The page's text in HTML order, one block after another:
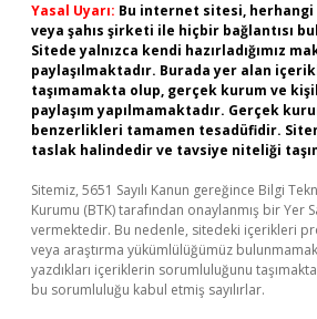
Yasal Uyarı: Bu internet sitesi,
veya şahıs şirketi ile hiçbir bağlantısı
Sitede yalnızca kendi hazırladığımız
paylaşılmaktadır. Burada yer alan
taşımamakta olup, gerçek kurum ve
paylaşım yapılmamaktadır. Gerçek
benzerlikleri tamamen tesadüfidir.
taslak halindedir ve tavsiye niteliği
Sitemiz, 5651 Sayılı Kanun gereğince Bilgi
Kurumu (BTK) tarafından onaylanmış bir Yer
vermektedir. Bu nedenle, sitedeki içerikleri
veya araştırma yükümlülüğümüz
yazdıkları içeriklerin sorumluluğunu
bu sorumluluğu kabul etmiş sayılırlar.